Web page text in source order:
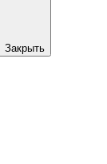
Закрыть